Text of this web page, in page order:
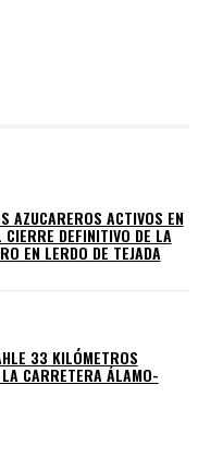
AZUCAREROS ACTIVOS EN
DEFINITIVO DE LA
EN LERDO DE TEJADA
33 KILÓMETROS
CARRETERA ÁLAMO-